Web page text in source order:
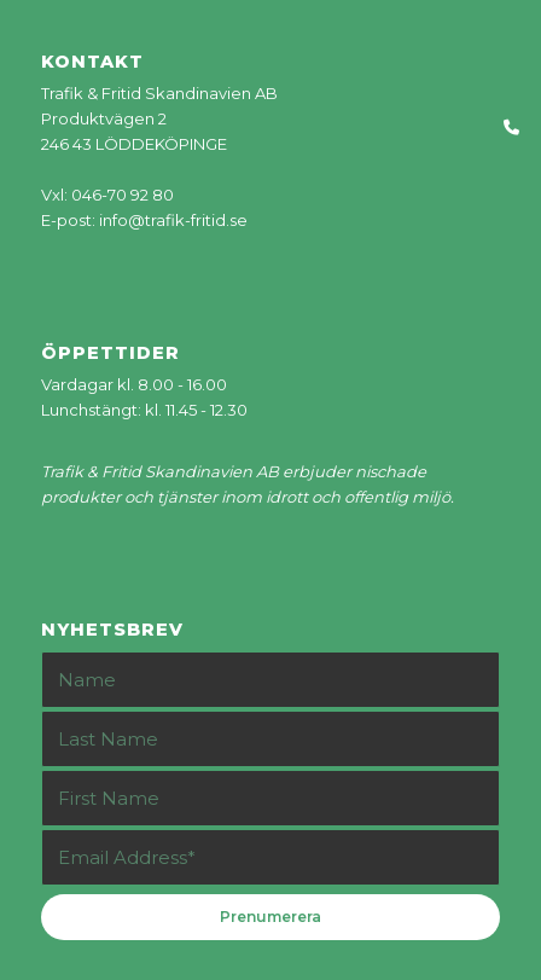
KONTAKT
Trafik & Fritid Skandinavien AB
Produktvägen 2
246 43 LÖDDEKÖPINGE
Vxl: 046-70 92 80
E-post: info@trafik-fritid.se
ÖPPETTIDER
Vardagar kl. 8.00 - 16.00
Lunchstängt: kl. 11.45 - 12.30
Trafik & Fritid Skandinavien AB erbjuder nischade
produkter och tjänster inom idrott och offentlig miljö.
NYHETSBREV